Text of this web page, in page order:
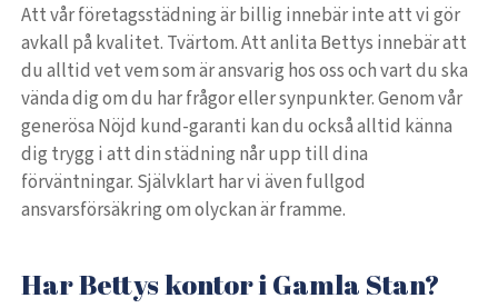
Att vår företagsstädning är billig innebär inte att vi gör
avkall på kvalitet. Tvärtom. Att anlita Bettys innebär att
du alltid vet vem som är ansvarig hos oss och vart du ska
vända dig om du har frågor eller synpunkter. Genom vår
generösa Nöjd kund-garanti kan du också alltid känna
dig trygg i att din städning når upp till dina
förväntningar. Självklart har vi även fullgod
ansvarsförsäkring om olyckan är framme.
Har Bettys kontor i Gamla Stan?